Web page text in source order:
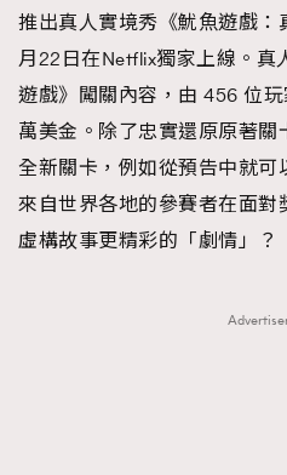
推出真人實境秀《魷魚遊戲：
月22日在Netflix獨家上線。真
遊戲》闖關內容，由 456 位
萬美金。除了忠實還原原著
全新關卡，例如從預告中就可
來自世界各地的參賽者在面對
虛構故事更精彩的「劇情」？